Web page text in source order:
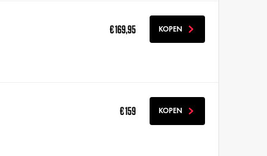
€ 169,95 KOPEN
€ 159 KOPEN